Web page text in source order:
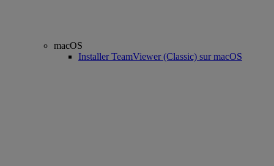
macOS
Installer TeamViewer (Classic) sur macOS